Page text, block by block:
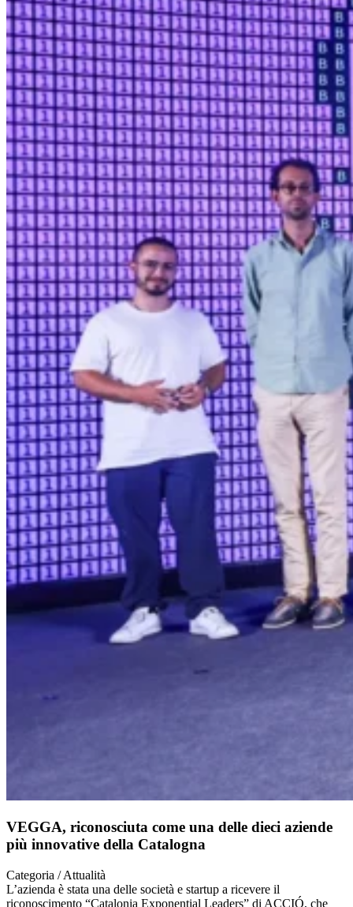
VEGGA, riconosciuta come una delle dieci aziende
più innovative della Catalogna
Categoria / Attualità
L’azienda è stata una delle società e startup a ricevere il
riconoscimento “Catalonia Exponential Leaders” di ACCIÓ, che